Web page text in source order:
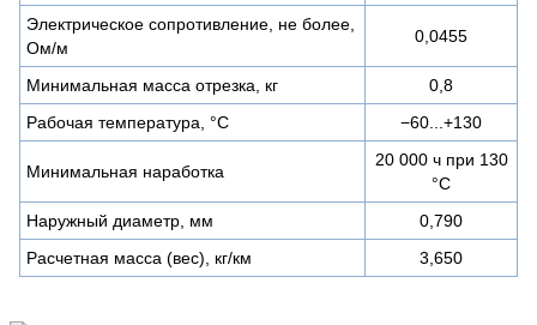
Электрическое сопротивление, не более,
Ом/м
0,0455
Минимальная масса отрезка, кг
0,8
Рабочая температура, °C
−60...+130
Минимальная наработка
20 000 ч при 130
°С
Наружный диаметр, мм
0,790
Расчетная масса (вес), кг/км
3,650